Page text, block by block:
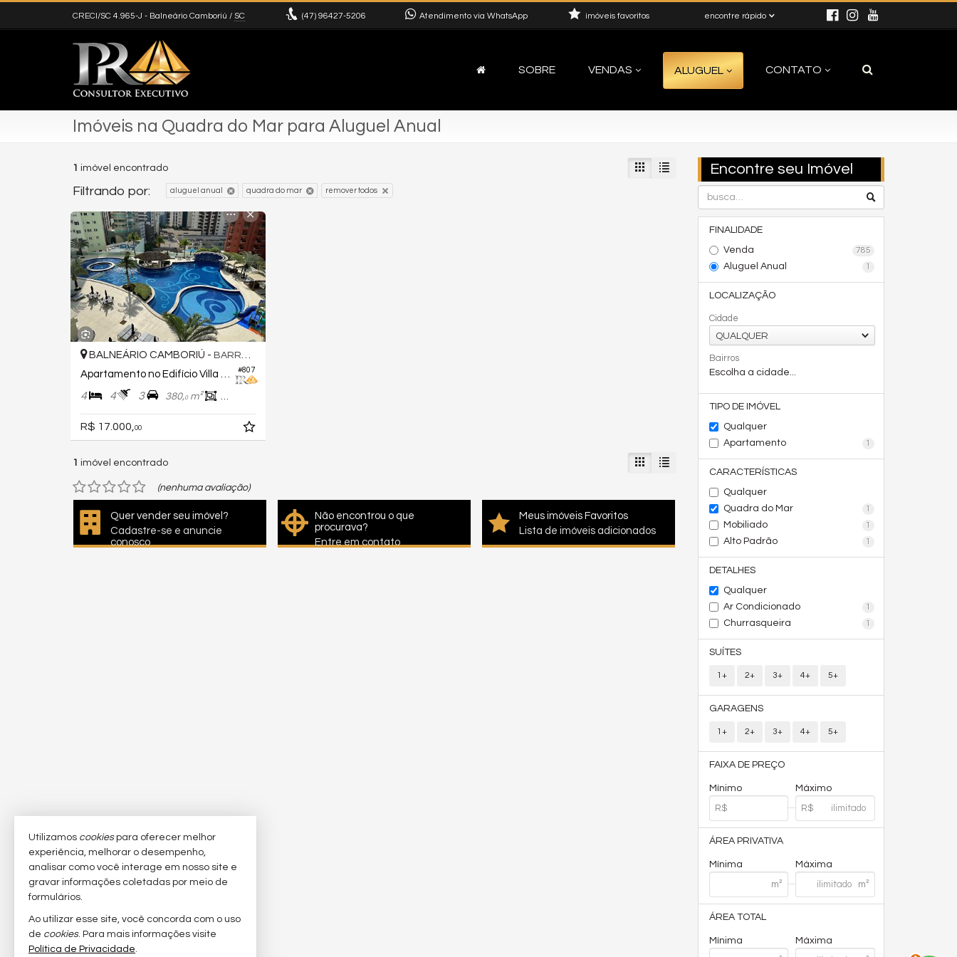
CRECI/SC 4.965-J - Balneário Camboriú / SC (47) 96427-5206 Atendimento via WhatsApp encontre rápido
imóveis favoritos
SOBRE VENDAS ALUGUEL CONTATO
Imóveis na Quadra do Mar para Aluguel Anual
Encontre seu Imóvel
FINALIDADE
Venda
785
Aluguel Anual 1
LOCALIZAÇÃO
Cidade
QUALQUER
Bairros
Escolha a cidade...
TIPO DE IMÓVEL
Qualquer
Apartamento
1
CARACTERÍSTICAS
Qualquer
Quadra do Mar
1
Mobiliado 1
Alto Padrão 1
DETALHES
Qualquer
Ar Condicionado
1
Churrasqueira 1
SUÍTES
1+ 2+ 3+ 4+ 5+
GARAGENS
1+ 2+ 3+ 4+ 5+
FAIXA DE PREÇO
Mínimo Máximo
ÁREA PRIVATIVA
Mínima Máxima
ÁREA TOTAL
Mínima Máxima
1 imóvel encontrado
Filtrando por: aluguel anual quadra do mar remover todos
#807
BALNEÁRIO CAMBORIÚ - BARRA SUL
4 4 3 380,0m² 144,
R$ 17.000, 00
1 imóvel encontrado
(nenhuma avaliação)
Quer vender seu imóvel?
Cadastre-se e anuncie
conosco
Não encontrou o que
procurava?
Entre em contato
Meus imóveis Favoritos
Lista de imóveis adicionados
Utilizamos cookiespara oferecer melhor
experiência, melhorar o desempenho,
analisar como você interage em nosso site e
gravar informações coletadas por meio de
formulários.
Ao utilizar esse site, você concorda com o uso
de cookies. Para mais informações visite
Política de Privacidade.